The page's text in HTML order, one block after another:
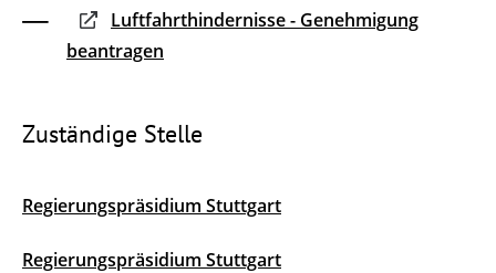
Luftfahrthindernisse - Genehmigung
beantragen
Zuständige Stelle
Regierungspräsidium Stuttgart
Regierungspräsidium Stuttgart